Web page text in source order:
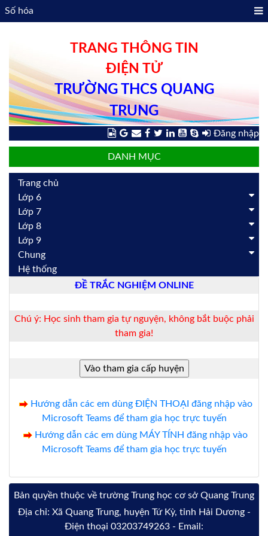
Số hóa
TRANG THÔNG TIN
ĐIỆN TỬ
TRƯỜNG THCS QUANG
TRUNG
Đăng nhập
DANH MỤC
Trang chủ
Lớp 6
Lớp 7
Lớp 8
Lớp 9
Chung
Hệ thống
ĐỀ TRẮC NGHIỆM ONLINE
Chú ý: Học sinh tham gia tự nguyện, không bắt buộc phải
tham gia!
Hướng dẫn các em dùng ĐIỆN THOẠI đăng nhập vào
Microsoft Teams để tham gia học trực tuyến
Hướng dẫn các em dùng MÁY TÍNH đăng nhập vào
Microsoft Teams để tham gia học trực tuyến
Bản quyền thuộc về trường Trung học cơ sở Quang Trung
Địa chỉ: Xã Quang Trung, huyện Tứ Kỳ, tỉnh Hải Dương -
Điện thoại 03203749263 - Email: